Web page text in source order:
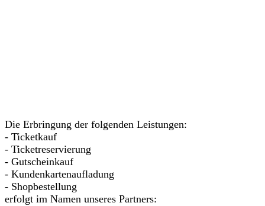
Die Erbringung der folgenden Leistungen:
- Ticketkauf
- Ticketreservierung
- Gutscheinkauf
- Kundenkartenaufladung
- Shopbestellung
erfolgt im Namen unseres Partners: